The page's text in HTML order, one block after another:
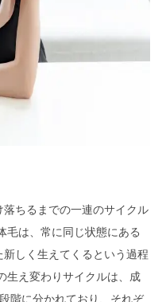
ちるまでの一連のサイクル
毛は、常に同じ状態にある
しく生えてくるという過程
生え変わりサイクルは、成
階に分かれており、それぞ